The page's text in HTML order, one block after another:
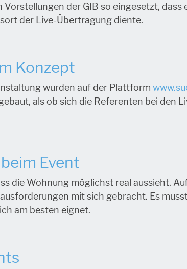
der GIB so eingesetzt,
der Live-Übertragung diente.
Konzept
wurden auf der Plattform
als ob sich die Referenten bei den
Event
die Wohnung möglichst real aussieht.
mit sich gebracht. Es
am besten eignet.